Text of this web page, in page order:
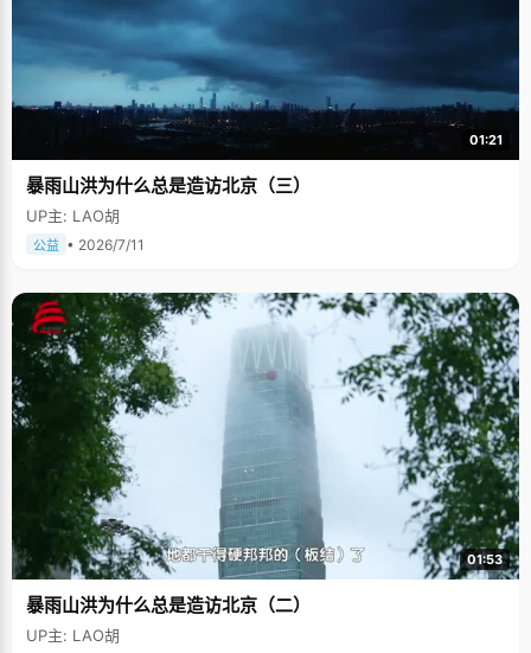
01:21
暴雨山洪为什么总是造访北京（三）
UP主: LAO胡
公益 • 2026/7/11
01:53
暴雨山洪为什么总是造访北京（二）
UP主: LAO胡